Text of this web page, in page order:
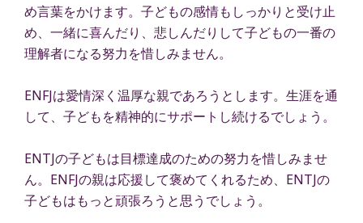
め言葉をかけます。子どもの感情もしっかりと受け止
め、一緒に喜んだり、悲しんだりして子どもの一番の
理解者になる努力を惜しみません。
ENFJは愛情深く温厚な親であろうとします。生涯を通
して、子どもを精神的にサポートし続けるでしょう。
ENTJの子どもは目標達成のための努力を惜しみませ
ん。ENFJの親は応援して褒めてくれるため、ENTJの
子どもはもっと頑張ろうと思うでしょう。